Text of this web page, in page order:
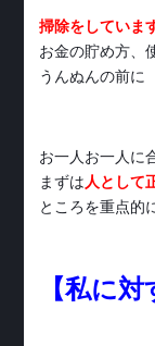
掃除をしていま
お金の貯め方、
うんぬんの前に
お一人お一人に
まずは人として
ところを重点的
【私に